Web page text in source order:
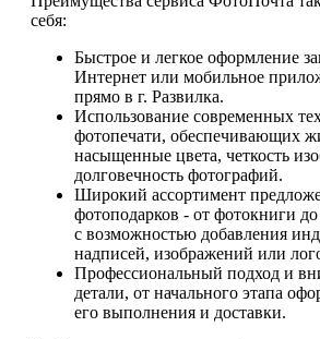
себя:
Быстрое и легкое оформление
Интернет или мобильное
прямо в г. Развилка.
Использование современных
фотопечати, обеспечивающих
насыщенные цвета, четкость
долговечность фотографий.
Широкий ассортимент
фотоподарков - от фотокниги
с возможностью добавления
надписей, изображений или
Профессиональный подход и
детали, от начального этапа
его выполнения и доставки.